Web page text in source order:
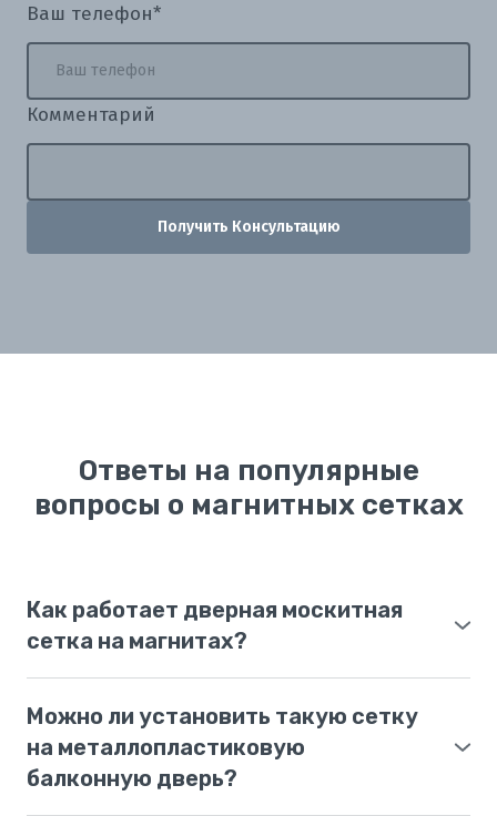
Ваш телефон*
Комментарий
Получить Консультацию
Ответы на популярные
вопросы о магнитных сетках
Как работает дверная москитная
сетка на магнитах?
магниты. Когда вы, ваши дети или домашние
животные проходите сквозь нее, полотна
легко раздвигаются, а затем мгновенно и
Можно ли установить такую сетку
на металлопластиковую
балконную дверь?